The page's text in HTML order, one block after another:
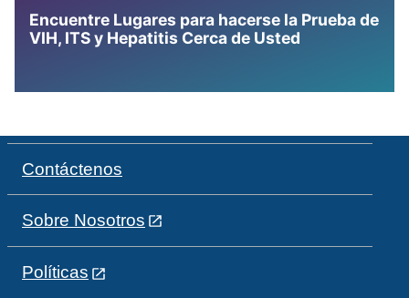
Encuentre Lugares para hacerse la Prueba de
VIH, ITS y Hepatitis Cerca de Usted
Contáctenos
Sobre Nosotros
Políticas